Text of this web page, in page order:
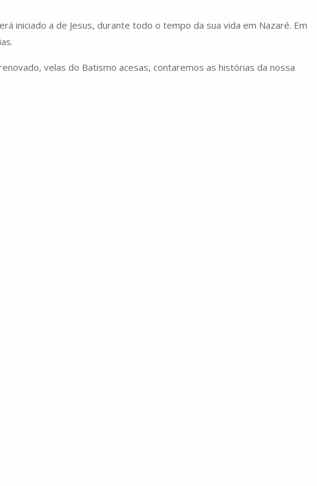
iniciado a de Jesus, durante todo o tempo da sua vida em Nazaré. Em
velas do Batismo acesas, contaremos as histórias da nossa